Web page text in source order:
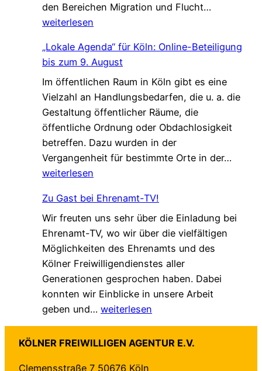
d
L
b
e
n
v
e
r
e
r
t
–
a
u
b
e
r
ä
k
u
g
den Bereichen Migration und Flucht…
e
n
s
m
G
h
ü
t
t
e
weiterlesen
„Lokale Agenda“ für Köln: Online-Beteiligung
bis zum 9. August
Im öffentlichen Raum in Köln gibt es eine
Vielzahl an Handlungsbedarfen, die u. a. die
Gestaltung öffentlicher Räume, die
öffentliche Ordnung oder Obdachlosigkeit
betreffen. Dazu wurden in der
Vergangenheit für bestimmte Orte in der…
a
d
weiterlesen
Zu Gast bei Ehrenamt-TV!
Wir freuten uns sehr über die Einladung bei
Ehrenamt-TV, wo wir über die vielfältigen
Möglichkeiten des Ehrenamts und des
Kölner Freiwilligendienstes aller
Generationen gesprochen haben. Dabei
konnten wir Einblicke in unsere Arbeit
geben und… Z
u
G
weiterlesen
KÖLNER FREIWILLIGEN AGENTUR E.V.
Clemensstraße 7 50676 Köln